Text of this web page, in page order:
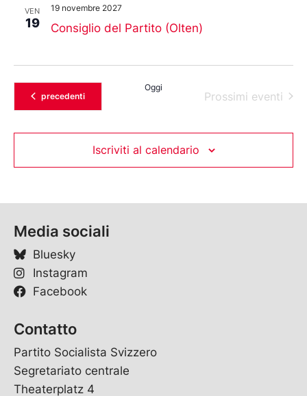
VEN
19 Consiglio del Partito (Olten)
19 novembre 2027
Eventi
precedenti
Oggi
Prossimi eventi
Iscriviti al calendario
Media sociali
Bluesky
Instagram
Facebook
Contatto
Partito Socialista Svizzero
Segretariato centrale
Theaterplatz 4